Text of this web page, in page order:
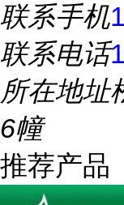
联系手机
联系电话
所在地址
6幢
推荐产品